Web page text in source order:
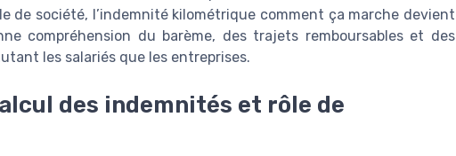
de société, l’indemnité kilométrique comment ça marche devient
compréhension du barème, des trajets remboursables et des
les salariés que les entreprises.
des indemnités et rôle de